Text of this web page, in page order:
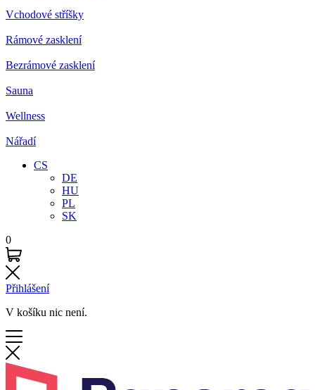
Vchodové stříšky
Rámové zasklení
Bezrámové zasklení
Sauna
Wellness
Nářadí
CS
DE
HU
PL
SK
0
Přihlášení
V košíku nic není.